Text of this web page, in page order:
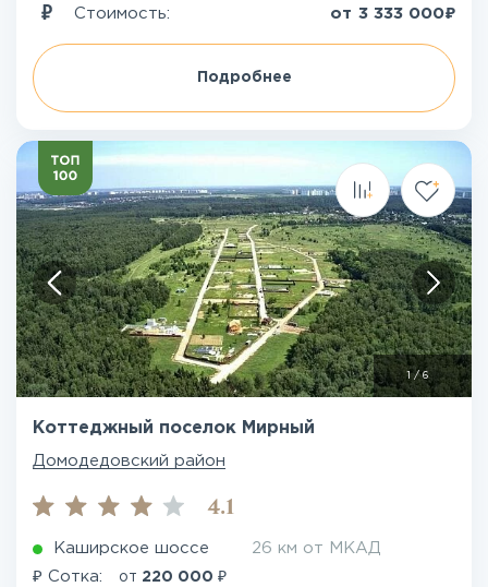
Стоимость: от 3 333 000₽
Подробнее
1/6
Коттеджный поселок Мирный
Домодедовский район
4.1
Каширское шоссе 26 км от МКАД
₽ Сотка: от 220 000 ₽